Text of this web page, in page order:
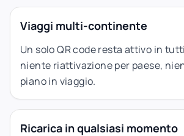
Viaggi multi-continente
Un solo QR code resta attivo in
niente riattivazione per paese,
piano in viaggio.
Ricarica in qualsiasi momento